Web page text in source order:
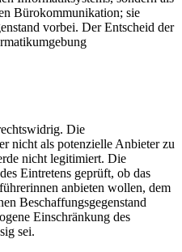
Bürokommunikation; sie
vorbei. Der Entscheid der
Die
nicht als potenzielle Anbieter zu
nicht legitimiert. Die
Eintretens geprüft, ob das
anbieten wollen, dem
Beschaffungsgegenstand
Einschränkung des
sei.